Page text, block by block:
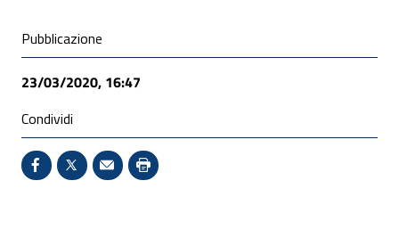
Condivisione social
Pubblicazione
23/03/2020, 16:47
Condividi
Condividi su Facebook - Sito esterno - Apertura in
X - Sito esterno - Apertura in nuova finestra
Invio Mail: apre il programma di posta
Stampa pagina: scelta meno